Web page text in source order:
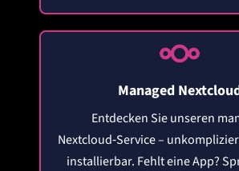
Managed
Entdecken Sie unseren
Nextcloud‑Service –
installierbar. Fehlt eine App?